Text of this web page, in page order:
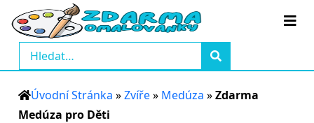
Úvodní Stránka »Zvíře» Medúza »Zdarma
Medúza pro Děti